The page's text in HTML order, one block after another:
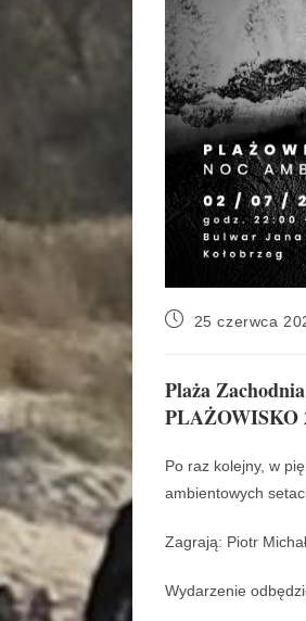
25 czerwca
Plaża
PLAŻOWISKO
Po raz kolejny, w
ambientowych
Zagrają: Piotr
Wydarzenie